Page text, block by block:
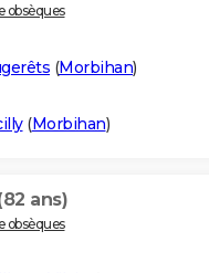
obsèques
(Morbihan)
(Morbihan)
ans)
obsèques